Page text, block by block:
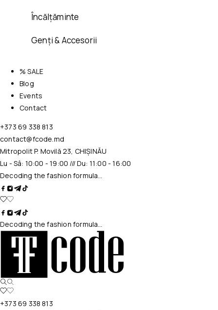
Încălțăminte
Genți & Accesorii
% SALE
Blog
Events
Contact
+373 69 338 813
contact@fcode.md
Mitropolit P. Movilă 23, CHIȘINĂU
Lu - Sâ: 10:00 - 19:00 /// Du: 11:00 - 16:00
Decoding the fashion formula…
Decoding the fashion formula…
+373 69 338 813